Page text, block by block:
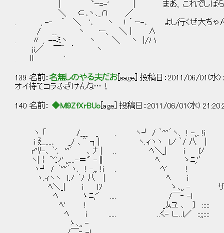
| `ｰ=-' | まあ、これでしばらく分の食
＼ ⊂､ヽ､_∩ ／
. , -‐ ´ ＼ '､ ヽ ! ｀ ｰ-､ よし行くぜ大ちゃん！
/ __ ヽ ー、 ＼ | ∧
. 〃 ,. --ミヽ ヽ ＼ ヽ |/ハ
ji／ ￣｀ ｀ ヽ
. {{ '
139 名前： 名無しのやる夫だお [sage] 投稿日：2011/06/01(水)
オイ待てコラふざけんな…！
140 名前： ◆Ml9ZfXrBUo [age] 投稿日：2011/06/01(水)
ヽ 「 /___ _ . ヽ┘ / ｀''''´ヽ、 ! -,,. !ｉ
i 廴....、 _/ ､ ゛ ┐| ヽ.ィヽヽ ｌノ ｀/ 八 |
r''ﾘ-､ ｀'、 '''´ ､ ﾅ | .. ﾍ＼_| i lｿ
ヽ|￤ `'ン' ,,....-＝" -∥ ﾍ ゝﾆ,'′
ヽ┘ / ｀''''´ヽ、 ! -,,. !ｉ . ﾍ' !
ヽ.ィヽヽ ｌノ ｀/ 八 | ﾍ i
ﾍ＼_| i lｿ ゝ､,, - ザッザッ
ﾍ ゝﾆ,'′ .... /￣‐ -ｌ
ﾍ' ! _ﾑユ ､ 〕 :::::
ﾍ i ..... ..く- ∟..l／ ::;;::::
ゝ､,, -